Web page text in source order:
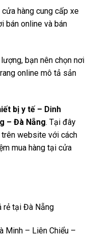
hàng cung cấp xe
bán online và bán
bạn nên chọn nơi
online mô tả sản
bị y tế – Dinh
– Đà Nẵng. Tại đây
website với cách
mua hàng tại cửa
rẻ tại Đà Nẵng
Minh – Liên Chiểu –